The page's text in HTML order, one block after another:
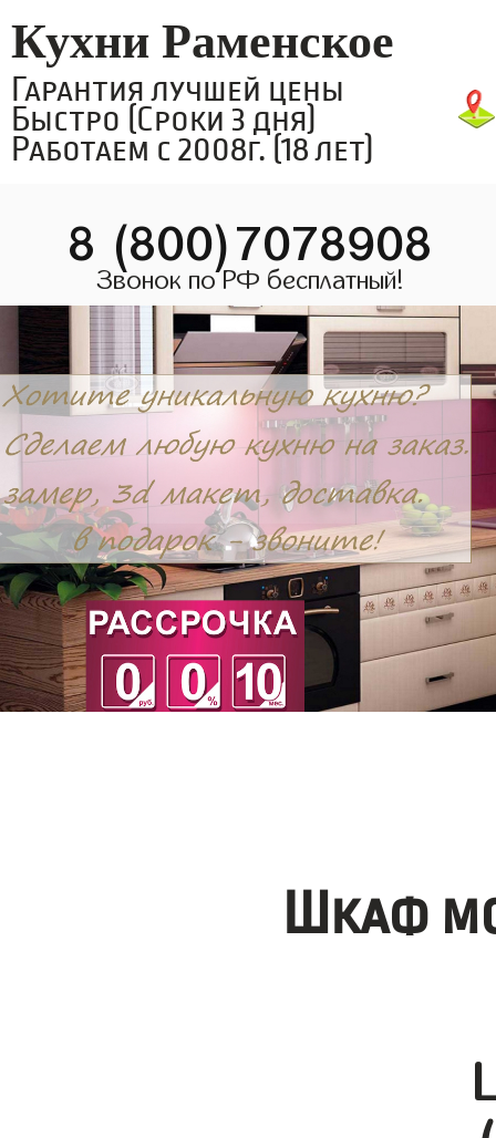
Кухни Раменское
Гарантия лучшей цены
Быстро (Сроки 3 дня)
Работаем с 2008г. (18 лет)
8 (800)7078908
Звонок по РФ бесплатный!
Шкаф